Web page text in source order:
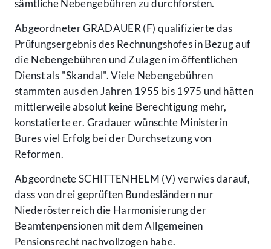
sämtliche Nebengebühren zu durchforsten.
Abgeordneter GRADAUER (F) qualifizierte das
Prüfungsergebnis des Rechnungshofes in Bezug auf
die Nebengebühren und Zulagen im öffentlichen
Dienst als "Skandal". Viele Nebengebühren
stammten aus den Jahren 1955 bis 1975 und hätten
mittlerweile absolut keine Berechtigung mehr,
konstatierte er. Gradauer wünschte Ministerin
Bures viel Erfolg bei der Durchsetzung von
Reformen.
Abgeordnete SCHITTENHELM (V) verwies darauf,
dass von drei geprüften Bundesländern nur
Niederösterreich die Harmonisierung der
Beamtenpensionen mit dem Allgemeinen
Pensionsrecht nachvollzogen habe.